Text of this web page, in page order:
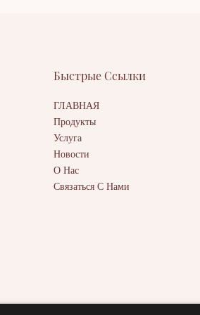
Быстрые Ссылки
ГЛАВНАЯ
Продукты
Услуга
Новости
О Нас
Связаться С Нами